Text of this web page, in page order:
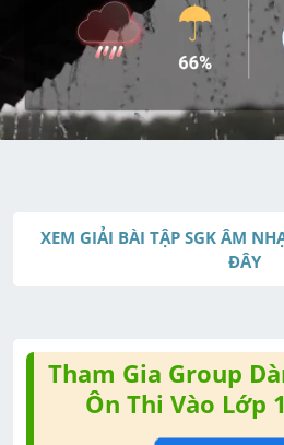
XEM GIẢI BÀI TẬP SGK ÂM
ĐÂY
Tham Gia Group
Ôn Thi Vào Lớp